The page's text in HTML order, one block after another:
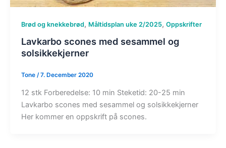
Brød og knekkebrød, Måltidsplan uke 2/2025, Oppskrifter
Lavkarbo scones med sesammel og
solsikkekjerner
Tone /7. December 2020
12 stk Forberedelse: 10 min Steketid: 20-25 min
Lavkarbo scones med sesammel og solsikkekjerner
Her kommer en oppskrift på scones.